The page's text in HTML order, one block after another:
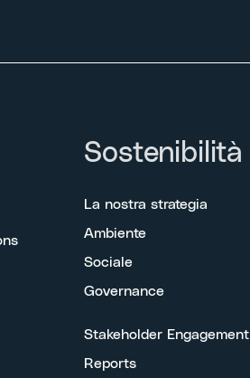
Sostenibilità
La nostra strategia
Ambiente
Sociale
Governance
Stakeholder Engagement
Reports